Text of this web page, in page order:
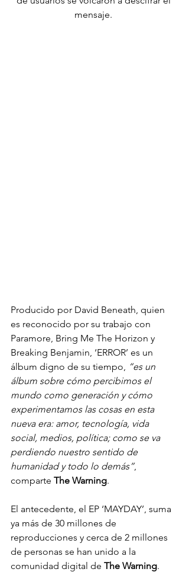
mensaje.
Producido por David Beneath, quien
es reconocido por su trabajo con
Paramore, Bring Me The Horizon y
Breaking Benjamin, ‘ERROR’ es un
álbum digno de su tiempo, “es un
álbum sobre cómo percibimos el
mundo como generación y cómo
experimentamos las cosas en esta
nueva era: amor, tecnología, vida
social, medios, política; como se va
perdiendo nuestro sentido de
humanidad y todo lo demás”,
comparte The Warning.
El antecedente, el EP ‘MAYDAY’, suma
ya más de 30 millones de
reproducciones y cerca de 2 millones
de personas se han unido a la
comunidad digital de The Warning.